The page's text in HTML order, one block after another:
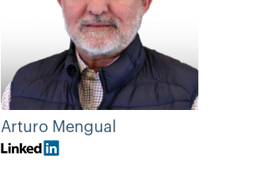
Arturo Mengual